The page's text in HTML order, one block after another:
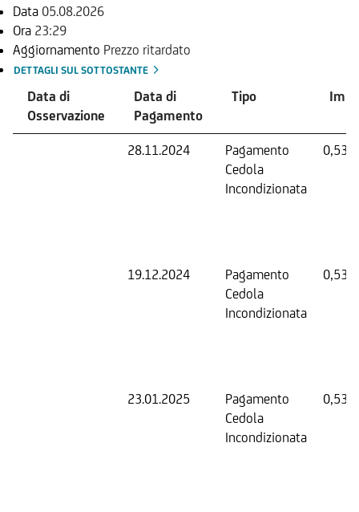
Data 05.08.2026
Ora 23:29
Aggiornamento Prezzo ritardato
DETTAGLI SUL SOTTOSTANTE
Data di
Osservazione
Data di
Pagamento
Tipo
28.11.2024
Pagamento
Cedola
Incondizionata
0,53
19.12.2024
Pagamento
Cedola
Incondizionata
0,53
23.01.2025
Pagamento
Cedola
Incondizionata
0,53